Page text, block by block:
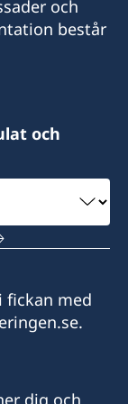
och
består
och
fickan med
dig och